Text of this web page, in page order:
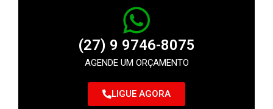
(27) 9 9746-8075
AGENDE UM ORÇAMENTO
LIGUE AGORA